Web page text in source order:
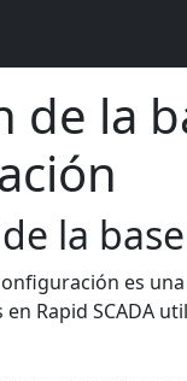
de la
la
es
Rapid SCADA